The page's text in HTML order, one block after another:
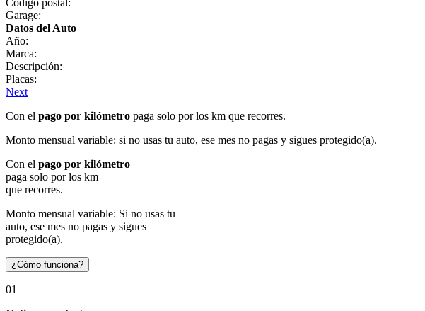
Garage:
Datos del Auto
Año:
Marca:
Descripción:
Placas:
Next
Con el pago por kilómetro paga solo por los km que recorres.
Monto mensual variable: si no usas tu auto, ese mes no pagas y sigues protegido(a).
Con el pago por kilómetro
paga solo por los km
que recorres.
Monto mensual variable: Si no usas tu
auto, ese mes no pagas y sigues
protegido(a).
¿Cómo funciona?
01